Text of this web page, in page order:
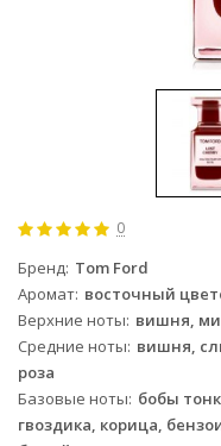
0
Бренд Tom Ford
Аромат восточный
Верхние ноты вишня,
Средние ноты вишня,
роза
Базовые ноты бобы
гвоздика, корица,